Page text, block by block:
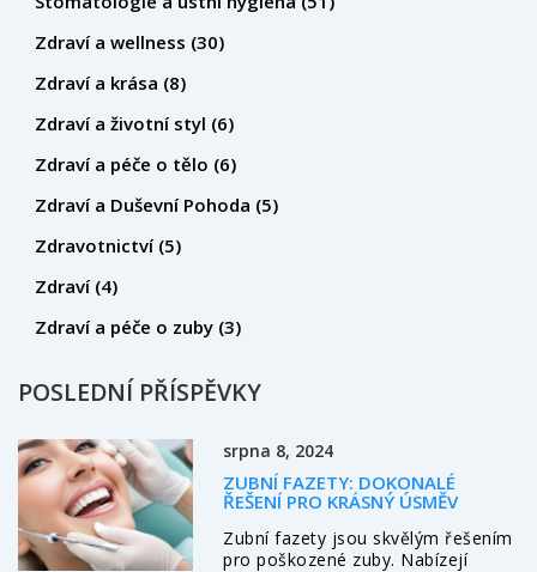
Zdraví a wellness (30)
Zdraví a krása (8)
Zdraví a životní styl (6)
Zdraví a péče o tělo (6)
Zdraví a Duševní Pohoda (5)
Zdravotnictví (5)
Zdraví (4)
Zdraví a péče o zuby (3)
POSLEDNÍ PŘÍSPĚVKY
srpna 8, 2024
ZUBNÍ FAZETY: DOKONALÉ
ŘEŠENÍ PRO KRÁSNÝ ÚSMĚV
Zubní fazety jsou skvělým řešením
pro poškozené zuby. Nabízejí